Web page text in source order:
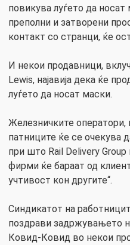
повикува луѓето да
преполни и затворени
контакт со странци, ќе
И некои продавници,
Lewis, најавија дека ќе
луѓето да носат маски.
Железничките оператори,
патниците ќе се очекува
при што Rail Delivery
фирми ќе бараат од
учтивост кон другите“.
Синдикатот на
поздрави задржувањето
Ковид-Ковид во некои